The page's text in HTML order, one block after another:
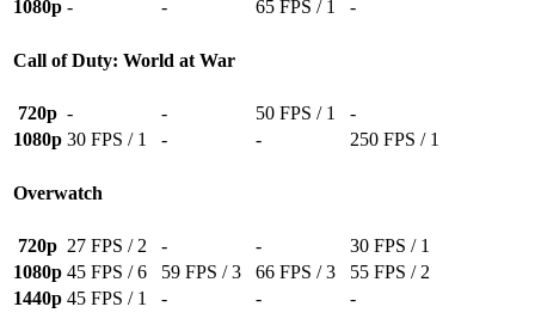
1080p - - 65 FPS / 1 -
Call of Duty: World at War
720p - - 50 FPS / 1
-
1080p 30 FPS / 1 - - 250 FPS / 1
Overwatch
720p 27 FPS / 2 - -
30 FPS / 1
1080p 45 FPS / 6 59 FPS / 3 66 FPS / 3
55 FPS / 2
1440p 45 FPS / 1 - - -